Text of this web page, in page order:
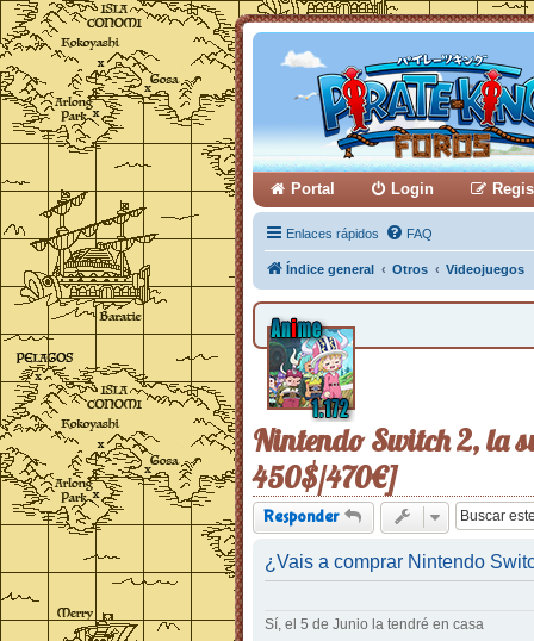
Portal Login
Enlaces rápidos FAQ
Índice general Otros Videojuegos
Nintendo Switch 2, la
450$/470€]
Responder
¿Vais a comprar Nintendo
Sí, el 5 de Junio la tendré en casa